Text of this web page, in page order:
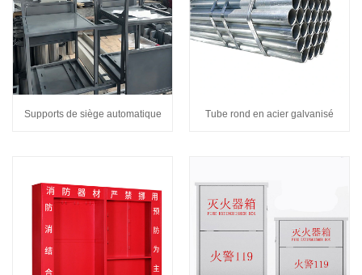
Supports de siège automatique Tube rond en acier galvanisé